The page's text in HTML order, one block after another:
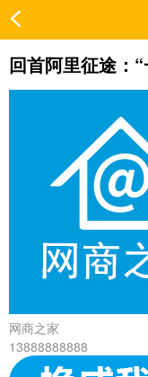
回首阿里征途：
网商之家
13888888888